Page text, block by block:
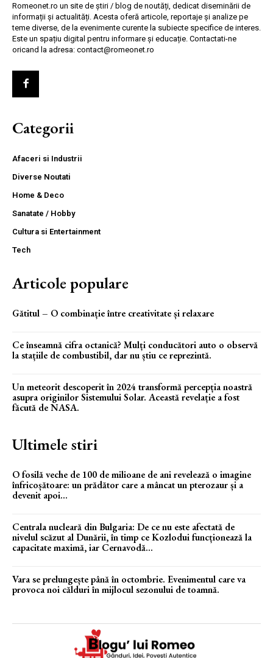
Romeonet.ro un site de știri / blog de noutăți, dedicat diseminării de
informații și actualități. Acesta oferă articole, reportaje și analize pe
teme diverse, de la evenimente curente la subiecte specifice de interes.
Este un spațiu digital pentru informare și educație. Contactati-ne
oricand la adresa: contact@romeonet.ro
Categorii
Afaceri si Industrii
Diverse Noutati
Home & Deco
Sanatate / Hobby
Cultura si Entertainment
Tech
Articole populare
Gătitul – O combinație între creativitate și relaxare
Ce înseamnă cifra octanică? Mulți conducători auto o observă
la stațiile de combustibil, dar nu știu ce reprezintă.
Un meteorit descoperit în 2024 transformă percepția noastră
asupra originilor Sistemului Solar. Această revelație a fost
făcută de NASA.
Ultimele stiri
O fosilă veche de 100 de milioane de ani revelează o imagine
înfricoșătoare: un prădător care a mâncat un pterozaur și a
devenit apoi...
Centrala nucleară din Bulgaria: De ce nu este afectată de
nivelul scăzut al Dunării, în timp ce Kozlodui funcționează la
capacitate maximă, iar Cernavodă...
Vara se prelungește până în octombrie. Evenimentul care va
provoca noi călduri în mijlocul sezonului de toamnă.